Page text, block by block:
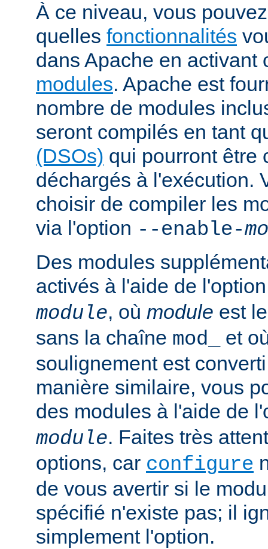
À ce niveau, vous
quelles fonctionnalités
dans Apache en activant
modules. Apache est
nombre de modules
seront compilés en tant
(DSOs) qui pourront être
déchargés à l'exécution.
choisir de compiler les
via l'option --enable-
Des modules
activés à l'aide de
module, où module est
sans la chaîne mod_
et
soulignement est
manière similaire, vous
des modules à l'aide de
module. Faites très
options, car configure
de vous avertir si le
spécifié n'existe pas; il
simplement l'option.